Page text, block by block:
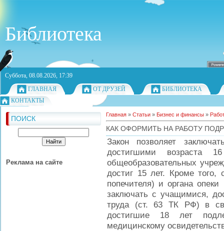
Библиотека
Суббота, 08.08.2026, 17:39
ГЛАВНАЯ
ОТ ДРУЗЕЙ
БИБЛИОТЕКА
КОНТАКТЫ
ПОИСК
Реклама на сайте
Главная » Статьи » Бизнес и финансы »
КАК ОФОРМИТЬ НА РАБОТУ
Закон позволяет
достигшими возраста
общеобразовательных
достиг 15 лет. Кроме того,
попечителя) и органа
заключать с учащимися,
труда (ст. 63 ТК РФ) в
достигшие 18 лет
медицинскому